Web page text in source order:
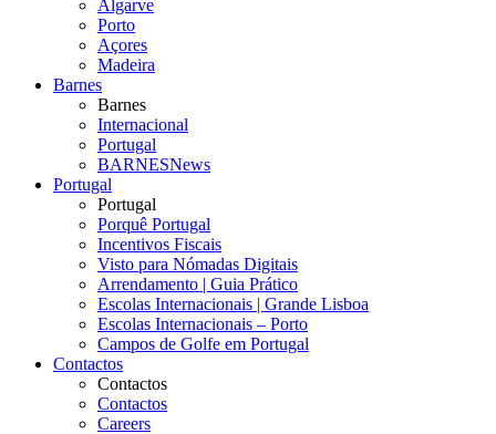
Algarve
Porto
Açores
Madeira
Barnes
Barnes
Internacional
Portugal
BARNESNews
Portugal
Portugal
Porquê Portugal
Incentivos Fiscais
Visto para Nómadas Digitais
Arrendamento | Guia Prático
Escolas Internacionais | Grande Lisboa
Escolas Internacionais – Porto
Campos de Golfe em Portugal
Contactos
Contactos
Contactos
Careers